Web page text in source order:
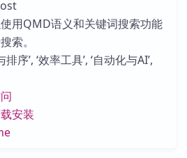
用QMD语义和关键词搜索功能
索。
序’, ‘效率工具’, ‘自动化与AI’,
安装